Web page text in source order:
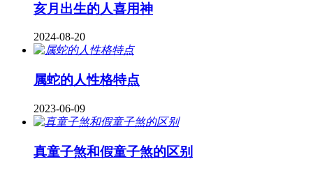
亥月出生的人喜用神
2024-08-20
属蛇的人性格特点
2023-06-09
真童子煞和假童子煞的区别